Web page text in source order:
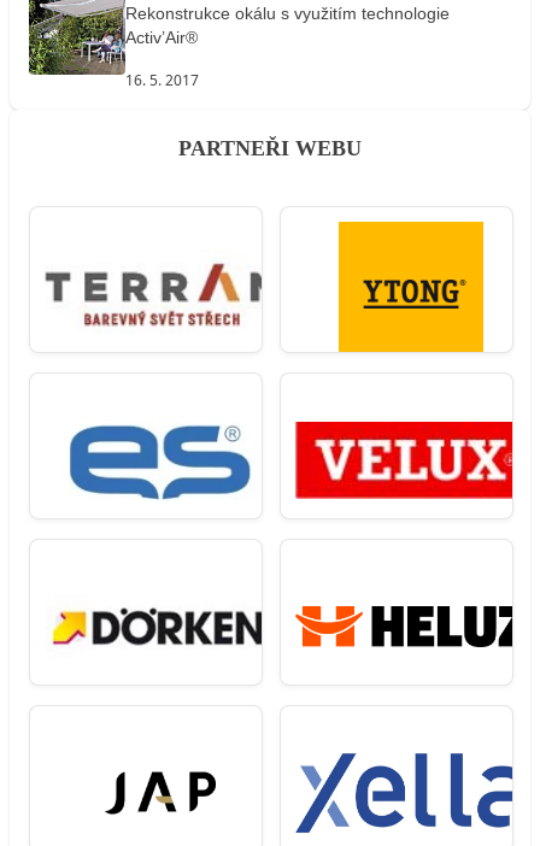
Rekonstrukce okálu s využitím technologie
Activ’Air®
16. 5. 2017
PARTNEŘI WEBU